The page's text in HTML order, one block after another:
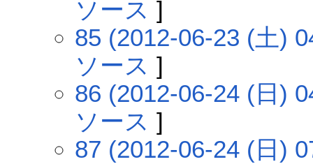
ソース ]
85 (2012-06-23 (土)
ソース ]
86 (2012-06-24 (日)
ソース ]
87 (2012-06-24 (日)